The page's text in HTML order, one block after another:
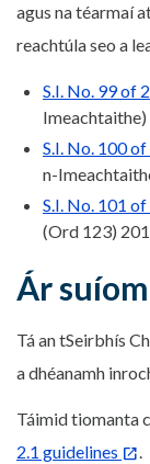
agus na téarmaí
reachtúla seo a
S.I. No. 99 of
S.I. No. 100
n-
S.I. No. 101
(Ord 123)
Ár
Tá an tSeirbhís
a dhéanamh
Táimid tiomanta
2.1 guidelines
.